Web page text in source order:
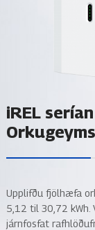
iREL serían
Upplifðu fjölhæfa
5,12 til 30,72 kWh.
járnfosfat